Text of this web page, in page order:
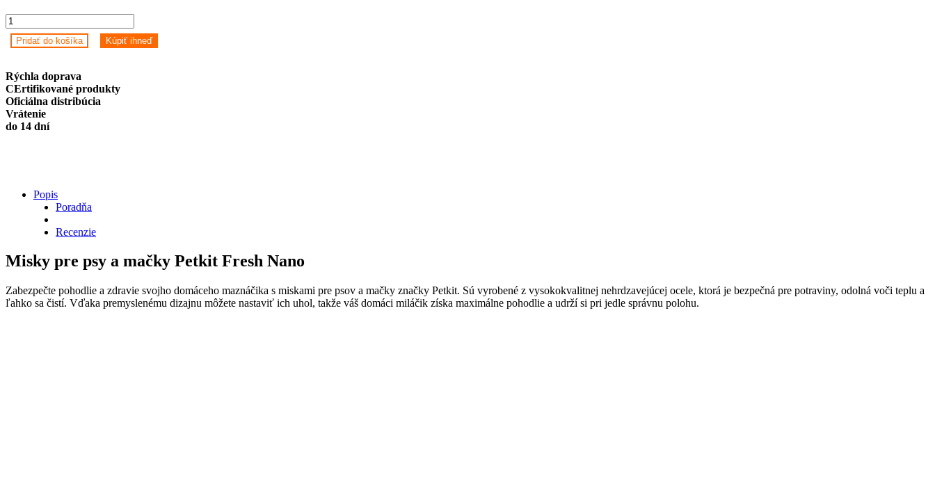
Misky
pre
psy
Petkit
Fresh
Nano
quantity
Pridať do košíka Kúpiť ihneď
Rýchla doprava
CErtifikované produkty
Oficiálna distribúcia
Vrátenie
do 14 dní
Popis
Poradňa
Recenzie
Misky pre psy a mačky Petkit Fresh Nano
Zabezpečte pohodlie a zdravie svojho domáceho maznáčika s miskami pre psov a mačky značky Petkit. Sú vyrobené z vysokokvalitnej nehrdzavejúcej ocele, ktorá je bezpečná pre potraviny, odolná voči teplu a
ľahko sa čistí. Vďaka premyslenému dizajnu môžete nastaviť ich uhol, takže váš domáci miláčik získa maximálne pohodlie a udrží si pri jedle správnu polohu.